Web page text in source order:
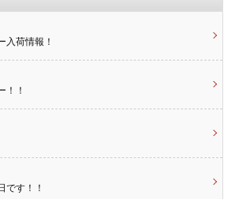
入荷情報！
！！
です！！